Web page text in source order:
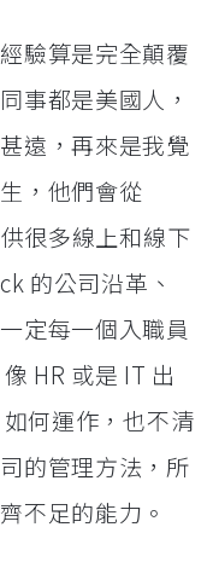
驗算是完全顛覆
事都是美國人，
遠，再來是我覺
，他們會從
很多線上和線下
的公司沿革、
定每一個入職員
HR 或是 IT 出
何運作，也不清
的管理方法，所
不足的能力。